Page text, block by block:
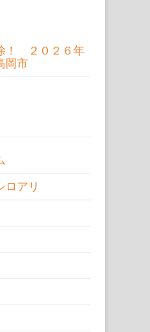
！ ２０２６年
岡市
ロアリ